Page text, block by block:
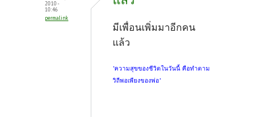
2010 -
10:46
permalink
มีเพื่อนเพิ่มมาอีกคน
แล้ว
"ความสุขของชีวิตในวันนี้ คือทำตาม
วิถีพอเพียงของพ่อ"